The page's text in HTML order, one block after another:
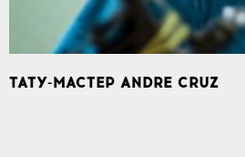
ТАТУ-МАСТЕР ANDRE CRUZ